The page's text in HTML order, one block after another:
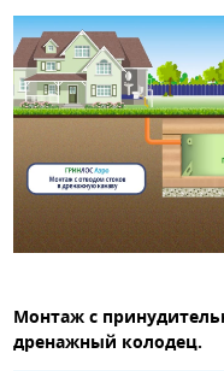
Монтаж с
дренажный колодец.